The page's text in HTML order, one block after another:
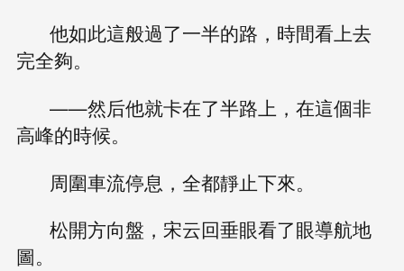
他如此這般過了一半的路，時間看上去
完全夠。
——然后他就卡在了半路上，在這個非
高峰的時候。
周圍車流停息，全都靜止下來。
松開方向盤，宋云回垂眼看了眼導航地
圖。